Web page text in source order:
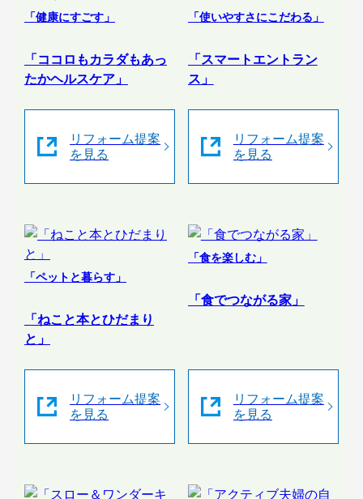
「健康にすごす」
「ココロもカラダもあっ
たかヘルスケア」
リフォーム提案
を見る
「使いやすさにこだわる」
「スマートエントラン
ス」
リフォーム提案
を見る
「ペットと暮らす」
「ねこと本とひだまり
と」
リフォーム提案
を見る
「食を楽しむ」
「食でつながる家」
リフォーム提案
を見る